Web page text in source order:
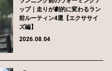
ップ｜走りが劇的に変わるラン
前ルーティン4選【エクササイ
ズ編】
2026.08.04